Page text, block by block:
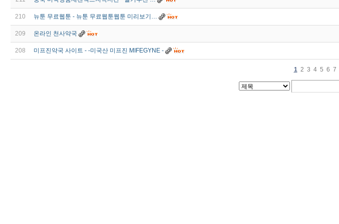
210 뉴툰 무료웹툰 - 뉴툰 무료웹툰웹툰 미리보기…
209 온라인 천사약국
208 미프진약국 사이트 - -미국산 미프진 MIFEGYNE -
1 2 3 4 5 6 7